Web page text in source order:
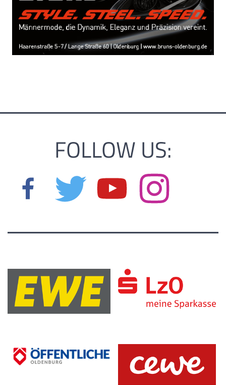
FOLLOW US: